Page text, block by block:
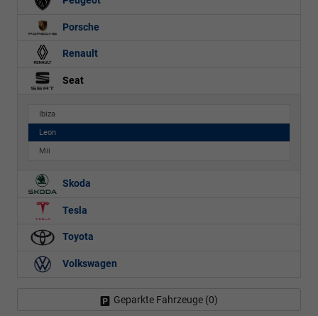
Porsche
Renault
Seat
Ibiza
Leon
Mii
Skoda
Tesla
Toyota
Volkswagen
Geparkte Fahrzeuge (0)